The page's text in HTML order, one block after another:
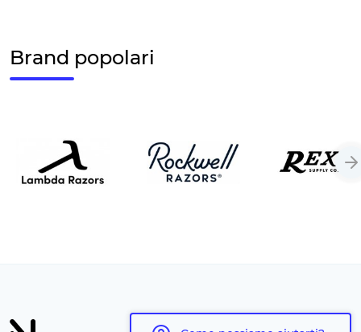
Brand popolari